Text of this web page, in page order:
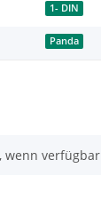
1- DIN
Panda
wenn verfügbar